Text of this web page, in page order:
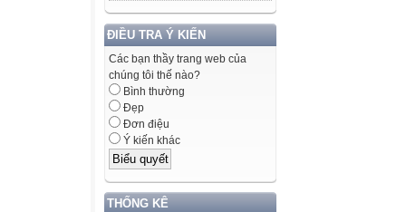
ĐIỀU TRA Ý KIẾN
Các bạn thầy trang web của
chúng tôi thế nào?
Bình thường
Đẹp
Đơn điệu
Ý kiến khác
THỐNG KÊ